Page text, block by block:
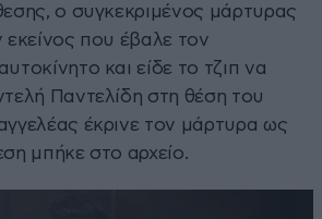
ο συγκεκριμένος μάρτυρας
εκείνος που έβαλε τον
και είδε το τζιπ να
Παντελίδη στη θέση του
έκρινε τον μάρτυρα ως
μπήκε στο αρχείο.